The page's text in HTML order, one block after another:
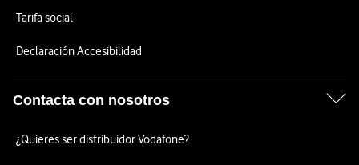
Tarifa social
Declaración Accesibilidad
Contacta con nosotros
¿Quieres ser distribuidor Vodafone?